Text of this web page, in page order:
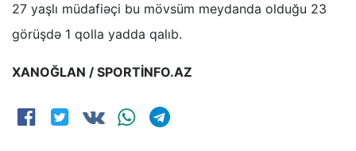
27 yaşlı müdafiəçi bu mövsüm meydanda olduğu 23
görüşdə 1 qolla yadda qalıb.
XANOĞLAN / SPORTİNFO.AZ